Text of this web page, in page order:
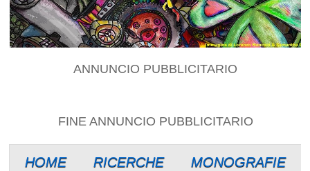
ANNUNCIO PUBBLICITARIO
FINE ANNUNCIO PUBBLICITARIO
HOME RICERCHE MONOGRAFIE